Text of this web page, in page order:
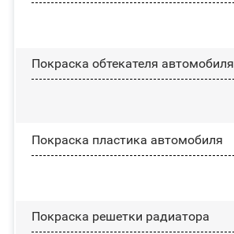
Покраска обтекателя автомобиля
Покраска пластика автомобиля
Покраска решетки радиатора